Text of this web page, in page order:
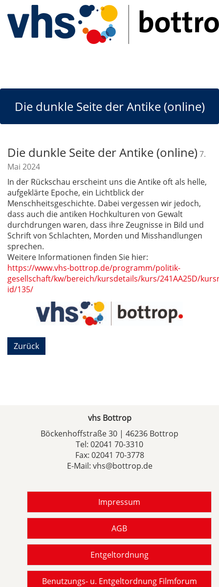
Die dunkle Seite der Antike (online)
Die dunkle Seite der Antike (online)7.
Mai 2024
In der Rückschau erscheint uns die Antike oft als helle,
aufgeklärte Epoche, ein Lichtblick der
Menschheitsgeschichte. Dabei vergessen wir jedoch,
dass auch die antiken Hochkulturen von Gewalt
durchdrungen waren, dass ihre Zeugnisse in Bild und
Schrift von Schlachten, Morden und Misshandlungen
sprechen.
Weitere Informationen finden Sie hier:
https://www.vhs-bottrop.de/programm/politik-
gesellschaft/kw/bereich/kursdetails/kurs/241AA25D/
id/135/
Zurück
vhs Bottrop
Böckenhoffstraße 30 | 46236 Bottrop
Tel: 02041 70-3310
Fax: 02041 70-3778
E-Mail: vhs@bottrop.de
Impressum
AGB
Entgeltordnung
Benutzungs- u. Entgeltordnung Filmforum